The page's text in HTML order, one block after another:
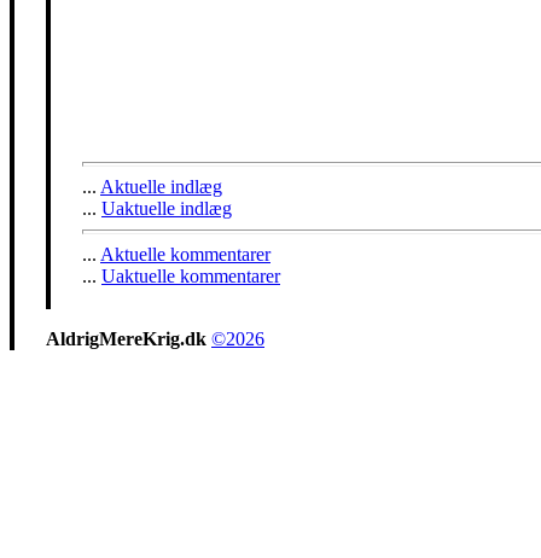
... Aktuelle indlæg
... Uaktuelle indlæg
... Aktuelle kommentarer
... Uaktuelle kommentarer
AldrigMereKrig.dk ©2026